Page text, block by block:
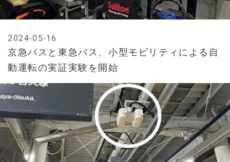
京急バスと東急バス、小型モビリティによる自
動運転の実証実験を開始
2024-05-16